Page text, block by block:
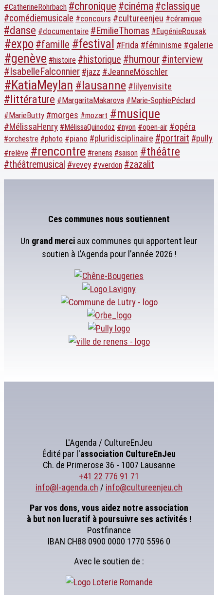
#CatherineRohrbach #chronique #cinéma #classique
#comédiemusicale #concours #cultureenjeu #céramique
#danse #documentaire #EmilieThomas #EugénieRousak
#expo #famille #festival #Frida #féminisme #galerie
#genève #histoire #historique #humour #interview
#IsabelleFalconnier #jazz #JeanneMöschler
#KatiaMeylan #lausanne #lilyenvisite
#littérature #MargaritaMakarova #Marie-SophiePéclard
#MarieButty #morges #mozart #musique
#MélissaHenry #MélissaQuinodoz #nyon #open-air #opéra
#orchestre #photo #piano #pluridisciplinaire #portrait #pully
#relève #rencontre #renens #saison #théâtre
#théâtremusical #vevey #yverdon #zazalit
Ces communes nous soutiennent
Un grand merci aux communes qui apportent leur
soutien à L’Agenda pour l’année 2026 !
L'Agenda / CultureEnJeu
Édité par l'association CultureEnJeu
Ch. de Primerose 36 - 1007 Lausanne
+41 22 776 91 71
info@l-agenda.ch / info@cultureenjeu.ch
Par vos dons, vous aidez notre association
à but non lucratif à poursuivre ses activités !
Postfinance
IBAN CH88 0900 0000 1770 5596 0
Avec le soutien de :